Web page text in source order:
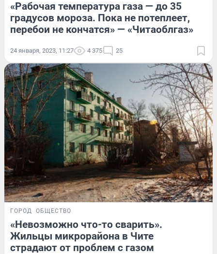
«Рабочая температура газа — до 35
градусов мороза. Пока не потеплеет,
перебои не кончатся» — «Читаоблгаз»
24 января, 2023, 11:27 4 375 25
ГОРОД ОБЩЕСТВО
«Невозможно что-то сварить».
Жильцы микрорайона в Чите
страдают от проблем с газом